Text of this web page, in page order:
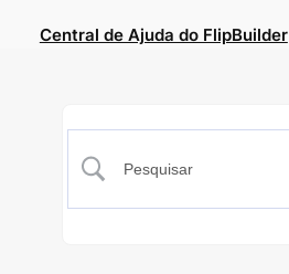
Central de Ajuda do FlipBuilder